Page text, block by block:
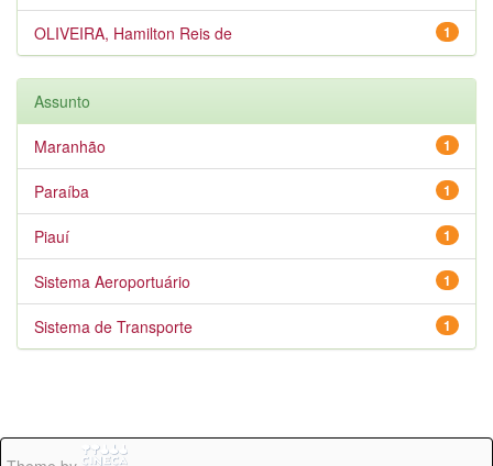
1
OLIVEIRA, Hamilton Reis de
Assunto
1
Maranhão
1
Paraíba
1
Piauí
1
Sistema Aeroportuário
1
Sistema de Transporte